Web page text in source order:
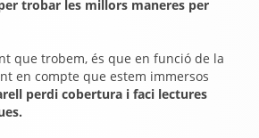
trobar les millors maneres per
que trobem, és que en funció de la
en compte que estem immersos
perdi cobertura i faci lectures